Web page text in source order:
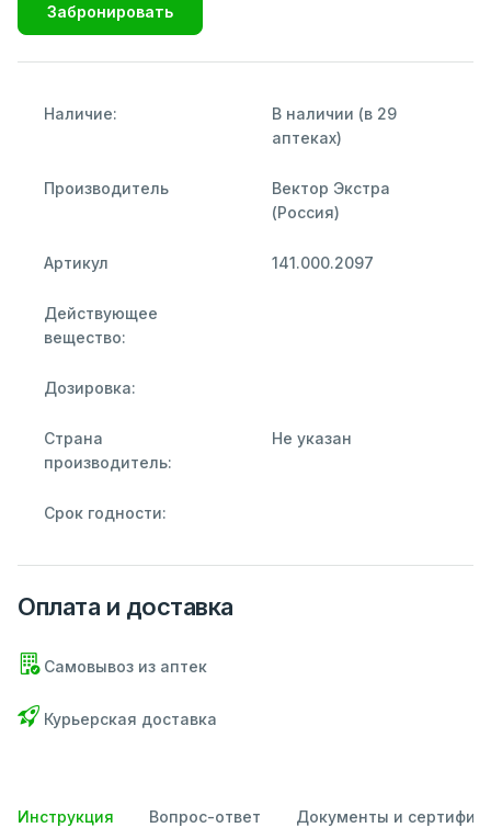
Забронировать
Наличие:
В наличии (в 29
аптеках)
Производитель
Вектор Экстра
(Россия)
Артикул 141.000.2097
Действующее
вещество:
Дозировка:
Страна
производитель:
Не указан
Срок годности:
Оплата и доставка
Самовывоз из аптек
Курьерская доставка
Инструкция Вопрос-ответ Документы и